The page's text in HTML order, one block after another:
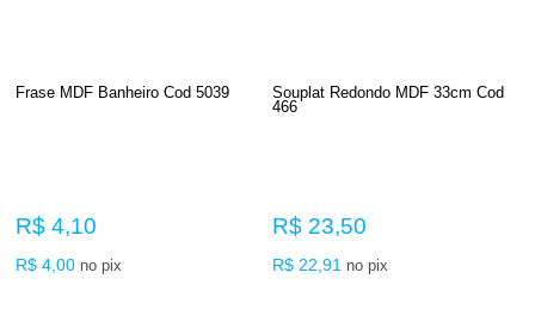
Frase MDF Banheiro Cod 5039
R$ 4,10
R$ 4,00 no pix
Souplat Redondo MDF 33cm Cod
466
R$ 23,50
R$ 22,91 no pix